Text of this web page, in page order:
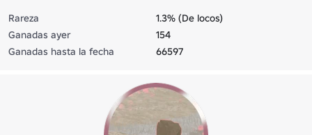
Rareza
1.3% (De locos)
Ganadas ayer
154
Ganadas hasta la fecha
66597